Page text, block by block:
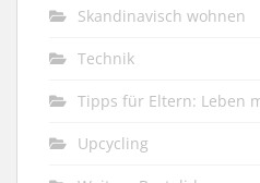
Skandinavisch wohnen
Technik
Tipps für Eltern: Leben
Upcycling